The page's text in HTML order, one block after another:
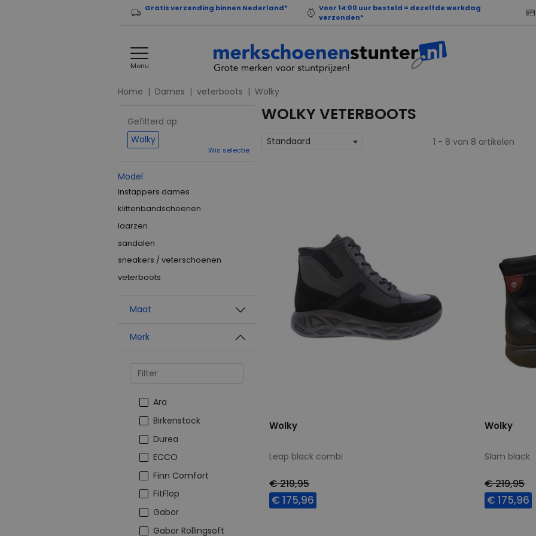
Gratis verzending binnen Nederland*
Voor 14:00 uur besteld = dezelfde werkdag
verzonden*
Menu
Home Dames veterboots Wolky
Gefilterd op:
Wolky
Wis selectie
Model
Instappers dames
klittenbandschoenen
laarzen
sandalen
sneakers / veterschoenen
veterboots
Maat
Merk
Ara
Birkenstock
Durea
ECCO
Finn Comfort
FitFlop
Gabor
Gabor Rollingsoft
WOLKY VETERBOOTS
Standaard 1 - 8 van 8 artikelen
Wolky
Leap black combi
€ 219,95
€ 175,96
Wolky
Slam black
€ 219,95
€ 175,96